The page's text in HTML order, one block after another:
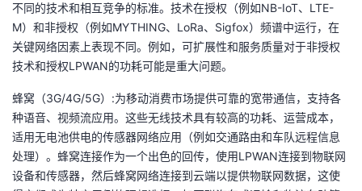
不同的技术和相互竞争的标准。技术在授权（例如NB-IoT、LTE-
M）和非授权（例如MYTHING、LoRa、Sigfox）频谱中运行，在
关键网络因素上表现不同。例如，可扩展性和服务质量对于非授权
技术和授权LPWAN的功耗可能是重大问题。
蜂窝（3G/4G/5G）:为移动消费市场提供可靠的宽带通信，支持各
种语音、视频流应用。这些无线技术具有较高的功耗、运营成本，
适用无电池供电的传感器网络应用（例如交通路由和车队远程信息
处理）。蜂窝连接作为一个出色的回传，使用LPWAN连接到物联网
设备和传感器，然后蜂窝网络连接到云端以提供物联网数据，这使